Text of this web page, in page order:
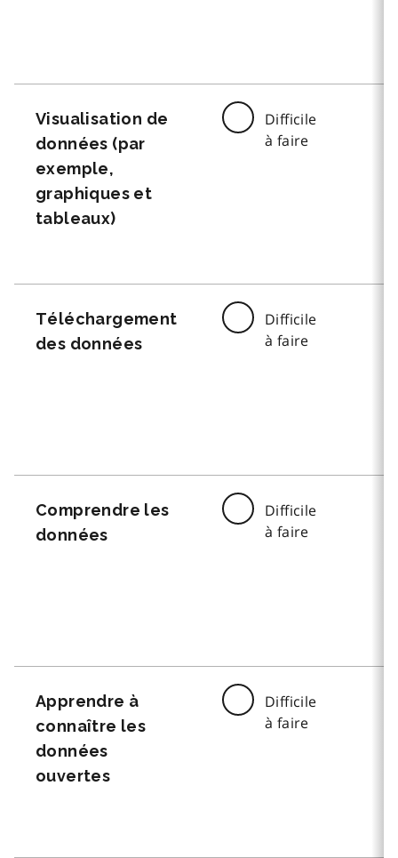
Visualisation de
données (par
exemple,
graphiques et
tableaux)
Difficile
à faire
Téléchargement
des données
Difficile
à faire
Comprendre les
données
Difficile
à faire
Apprendre à
connaître les
données
ouvertes
Difficile
à faire